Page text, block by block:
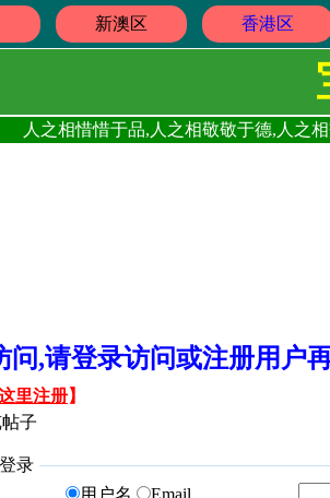
新澳区 香港区
人之相惜惜于品,人之相敬敬于德,人之
问,请登录访问或注册用户
里注册】
子
登录
用户名
Email